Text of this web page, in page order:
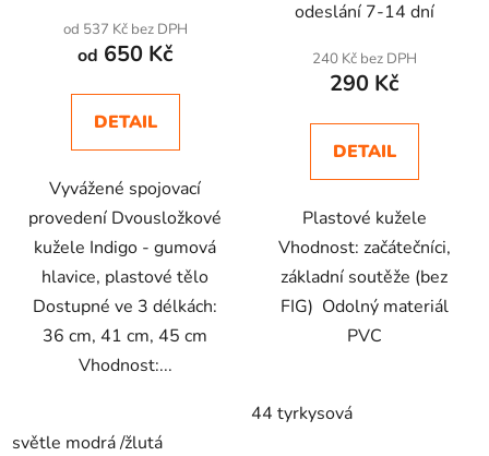
od 537 Kč bez DPH
od 650 Kč
DETAIL
Vyvážené spojovací
provedení Dvousložkové
kužele Indigo - gumová
hlavice, plastové tělo
Dostupné ve 3 délkách:
36 cm, 41 cm, 45 cm
Vhodnost:...
světle modrá /žlutá
odeslání 7-14 dní
240 Kč bez DPH
290 Kč
DETAIL
Plastové kužele
Vhodnost: začátečníci,
základní soutěže (bez
FIG) Odolný materiál
PVC
44 tyrkysová